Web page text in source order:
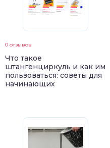
0 отзывов
Что такое
штангенциркуль и как им
пользоваться: советы для
начинающих